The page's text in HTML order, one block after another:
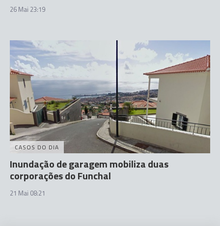
26 Mai 23:19
CASOS DO DIA
Inundação de garagem mobiliza duas
corporações do Funchal
21 Mai 08:21